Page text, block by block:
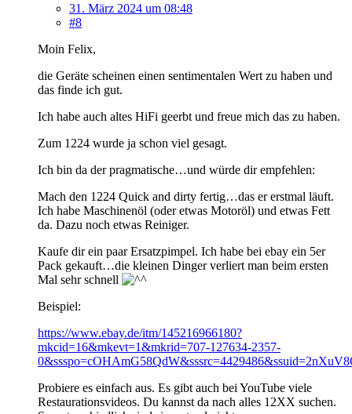
31. März 2024 um 08:48
#8
Moin Felix,
die Geräte scheinen einen sentimentalen Wert zu haben und
das finde ich gut.
Ich habe auch altes HiFi geerbt und freue mich das zu haben.
Zum 1224 wurde ja schon viel gesagt.
Ich bin da der pragmatische…und würde dir empfehlen:
Mach den 1224 Quick and dirty fertig…das er erstmal läuft.
Ich habe Maschinenöl (oder etwas Motoröl) und etwas Fett
da. Dazu noch etwas Reiniger.
Kaufe dir ein paar Ersatzpimpel. Ich habe bei ebay ein 5er
Pack gekauft…die kleinen Dinger verliert man beim ersten
Mal sehr schnell
Beispiel:
https://www.ebay.de/itm/145216966180?
mkcid=16&mkevt=1&mkrid=707-127634-2357-
Probiere es einfach aus. Es gibt auch bei YouTube viele
Restaurationsvideos. Du kannst da nach alles 12XX suchen.